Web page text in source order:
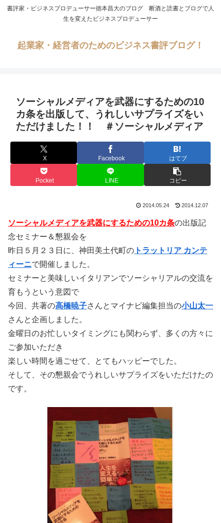
書評家・ビジネスプロデューサー徳本昌大のブログ 断酒と読書とブログで人
生を変えたビジネスプロデューサー
起業家・経営者のためのビジネス書評ブログ！
ソーシャルメディアを武器にするための10
カ条を出版して、うれしいサプライズをい
ただけました！！ ＃ソーシャルメディア
X Facebook はてブ
Pocket LINE コピー
2014.05.24 2014.12.07
ソーシャルメディアを武器にするための10カ条の出版記
念セミナー＆懇親会を
昨日５月２３日に、神田美土代町の トラットリア カンテ
ィーニで開催しました。
セミナーと美味しいイタリアンでソーシャリアルの交流を
育もうという意図で
今回、共著の高橋暁子さんとマイナビ編集担当の小山太一
さんと企画しました。
金曜日のお忙しいタイミングにも関わらず、多くの方々に
ご参加いただき
楽しい時間を過ごせて、とてもハッピーでした。
そして、その懇親会でうれしいサプライズをいただけたの
です。